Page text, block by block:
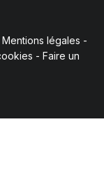
Mentions légales -
- Faire un